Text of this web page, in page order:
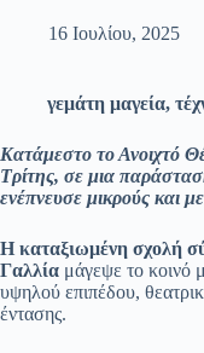
16 Ιουλίου, 2025
γεμάτη μαγεία,
Κατάμεστο το Ανοιχτό
Τρίτης, σε μια
ενέπνευσε μικρούς και
Η καταξιωμένη σχολή
Γαλλία μάγεψε το κοινό
υψηλού επιπέδου,
έντασης.